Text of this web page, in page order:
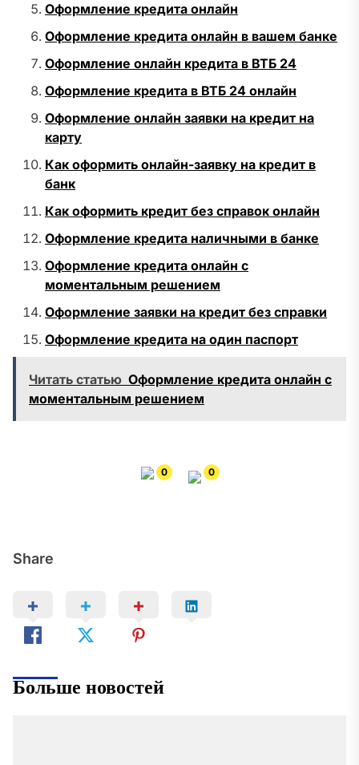
Share
Оформление кредита онлайн
Оформление кредита онлайн в вашем банке
Оформление онлайн кредита в ВТБ 24
Оформление кредита в ВТБ 24 онлайн
Оформление онлайн заявки на кредит на
карту
Как оформить онлайн-заявку на кредит в
банк
Как оформить кредит без справок онлайн
Оформление кредита наличными в банке
Оформление кредита онлайн с
моментальным решением
Оформление заявки на кредит без справки
Оформление кредита на один паспорт
Читать статью Оформление кредита онлайн с
моментальным решением
0 0
Больше новостей